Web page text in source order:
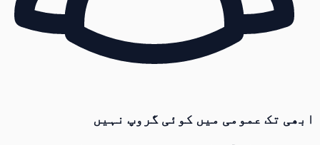
ابھی تک عمومی میں کوئی گروپ نہیں